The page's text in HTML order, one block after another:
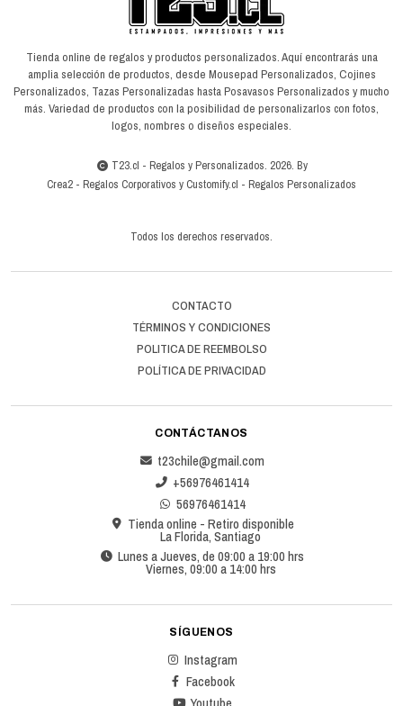
Tienda online de regalos y productos personalizados. Aquí encontrarás una
amplia selección de productos, desde Mousepad Personalizados, Cojines
Personalizados, Tazas Personalizadas hasta Posavasos Personalizados y mucho
más. Variedad de productos con la posibilidad de personalizarlos con fotos,
logos, nombres o diseños especiales.
T23.cl - Regalos y Personalizados. 2026. By
Crea2 - Regalos Corporativos y Customify.cl - Regalos Personalizados
Todos los derechos reservados.
CONTACTO
TÉRMINOS Y CONDICIONES
POLITICA DE REEMBOLSO
POLÍTICA DE PRIVACIDAD
CONTÁCTANOS
t23chile@gmail.com
+56976461414
56976461414
Tienda online - Retiro disponible
La Florida, Santiago
Lunes a Jueves, de 09:00 a 19:00 hrs
Viernes, 09:00 a 14:00 hrs
SÍGUENOS
Instagram
Facebook